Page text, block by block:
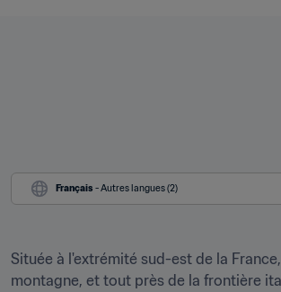
Français - Autres langues (2)
Située à l'extrémité sud-est de la
montagne, et tout près de la frontière